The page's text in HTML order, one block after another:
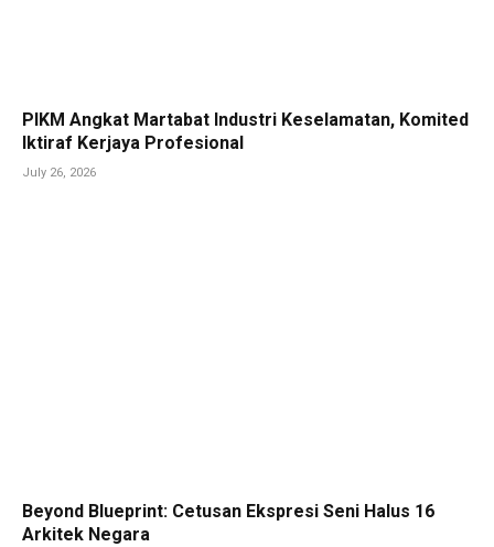
PIKM Angkat Martabat Industri Keselamatan, Komited
Iktiraf Kerjaya Profesional
July 26, 2026
Beyond Blueprint: Cetusan Ekspresi Seni Halus 16
Arkitek Negara